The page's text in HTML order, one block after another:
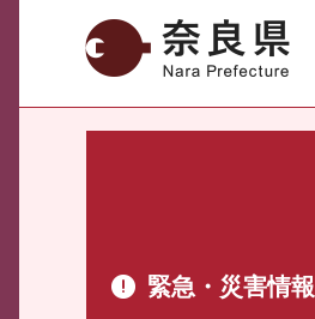
奈良県
緊急・災害情報